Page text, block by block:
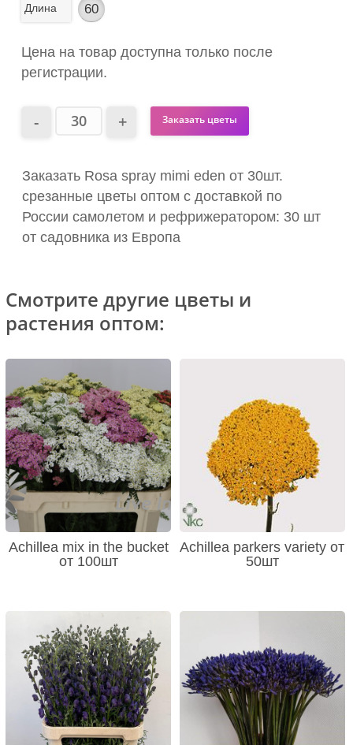
Длина 60
Цена на товар доступна только после
регистрации.
Заказать цветы
Заказать Rosa spray mimi eden от 30шт.
срезанные цветы оптом с доставкой по
России самолетом и рефрижератором: 30 шт
от садовника из Европа
Смотрите другие цветы и
растения оптом:
Achillea mix in the bucket
от 100шт
Achillea parkers variety от
50шт